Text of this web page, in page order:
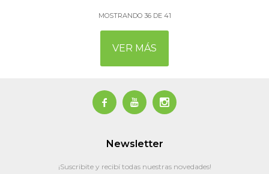
MOSTRANDO 36DE 41
VER MÁS
  
Newsletter
¡Suscribite y recibí todas nuestras novedades!